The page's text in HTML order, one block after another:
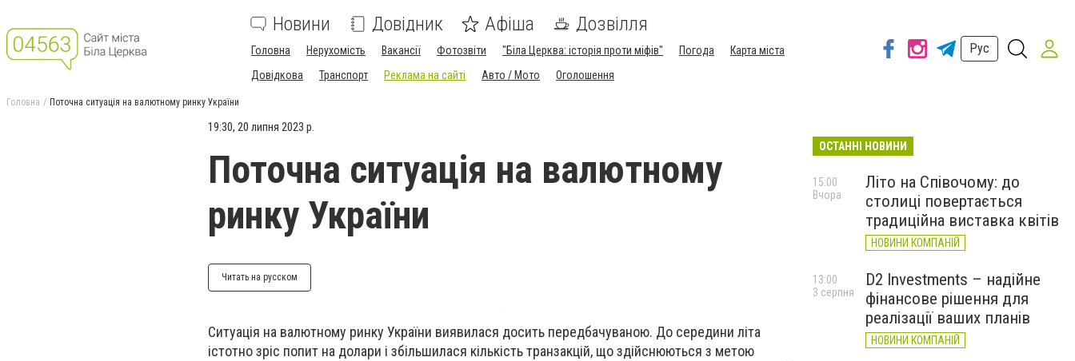
Новини Довідник Афіша Дозвілля
Головна Нерухомість Вакансії Фотозвіти "Біла Церква: історія проти міфів" Погода
Карта міста
Довідкова
Транспорт Реклама на сайті Авто / Мото Оголошення
Рус
Головна Поточна ситуація на валютному ринку України
19:30, 20 липня 2023 р.
Поточна ситуація на валютному
ринку України
Читать на русском
Ситуація на валютному ринку України виявилася досить передбачуваною. До середини літа
істотно зріс попит на долари і збільшилася кількість транзакцій, що здійснюються з метою
ОСТАННІ НОВИНИ
Літо на Співочому: до
столиці повертається
традиційна виставка квітів
НОВИНИ КОМПАНІЙ
15:00
Вчора
D2 Investments – надійне
фінансове рішення для
реалізації ваших планів
НОВИНИ КОМПАНІЙ
13:00
3 серпня